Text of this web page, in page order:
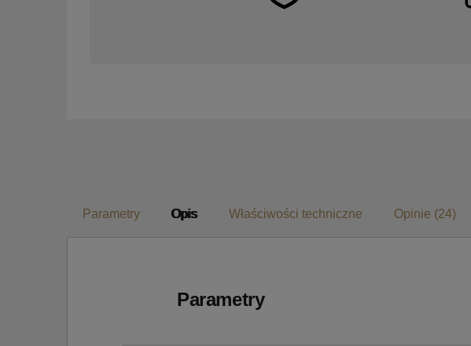
Parametry Opis Właściwości techniczne Opinie (24)
Parametry